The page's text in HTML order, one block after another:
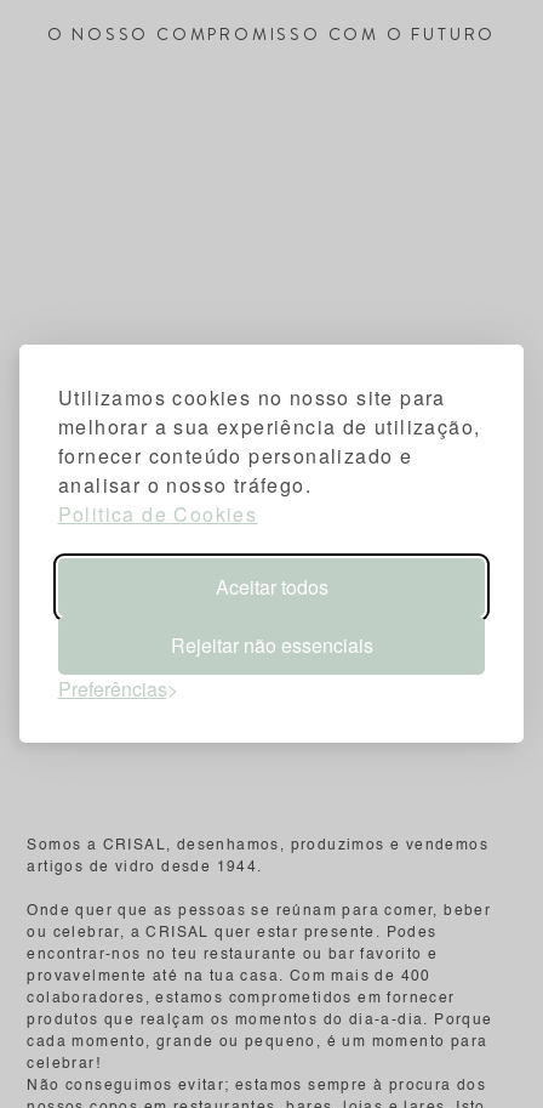
Utilizamos cookies no nosso site para
melhorar a sua experiência de utilização,
fornecer conteúdo personalizado e
analisar o nosso tráfego.
Politica de Cookies
Aceitar todos
Rejeitar não essenciais
Preferências
O NOSSO COMPROMISSO COM O FUTURO
Somos a CRISAL, desenhamos , produzimos e vendemos
artigos de vidro desde
1944.
Onde quer que as pessoas se reúnam para comer, beber
ou celebrar, a CRISAL quer estar presente. Podes
encontrar-nos no teu restaurante ou bar favorito e
provavelmente até na tua casa. Com mais de 400
colaboradores, estamos comprometidos em fornecer
produtos que realçam os momentos do dia-a-dia. Porque
cada momento, grande ou pequeno, é um momento para
celebrar!​
Não conseguimos evitar; estamos sempre à procura dos